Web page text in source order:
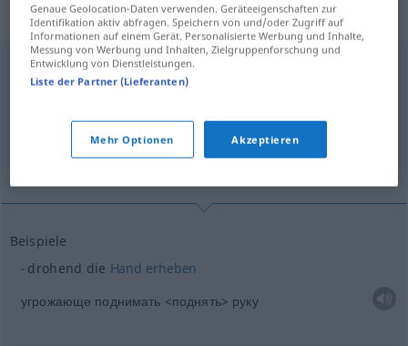
„drohend“: Adverb
drohendadv
(Für mehr Details die Übersetzung anklicken/antippen)
угрожающе поднимать <поднять> руку
Beispiele
drohend die Hand erheben
угрожающе поднимать <поднять> руку
Genaue Geolocation-Daten verwenden. Geräteeigenschaften zur
Identifikation aktiv abfragen. Speichern von und/oder Zugriff auf
Informationen auf einem Gerät. Personalisierte Werbung und Inhalte,
Messung von Werbung und Inhalten, Zielgruppenforschung und
Entwicklung von Dienstleistungen.
Liste der Partner (Lieferanten)
Mehr Optionen Akzeptieren